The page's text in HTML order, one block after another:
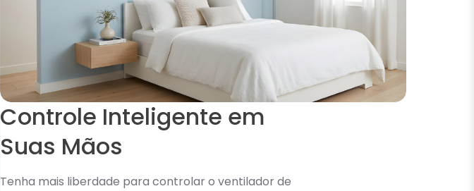
Controle Inteligente em
Suas Mãos
Tenha mais liberdade para controlar o ventilador de